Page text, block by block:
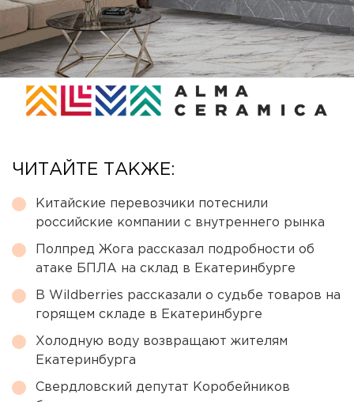
ЧИТАЙТЕ ТАКЖЕ:
Китайские перевозчики потеснили
российские компании с внутреннего рынка
Полпред Жога рассказал подробности об
атаке БПЛА на склад в Екатеринбурге
В Wildberries рассказали о судьбе товаров на
горящем складе в Екатеринбурге
Холодную воду возвращают жителям
Екатеринбурга
Свердловский депутат Коробейников